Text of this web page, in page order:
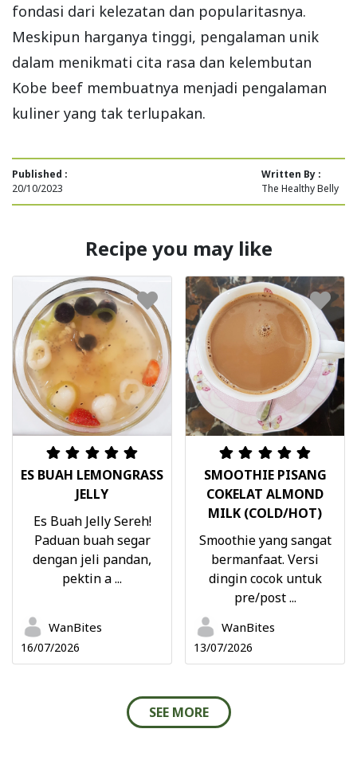
fondasi dari kelezatan dan popularitasnya.
Meskipun harganya tinggi, pengalaman unik
dalam menikmati cita rasa dan kelembutan
Kobe beef membuatnya menjadi pengalaman
kuliner yang tak terlupakan.
Published :
20/10/2023
Written By :
The Healthy Belly
Recipe you may like
ES BUAH LEMONGRASS
JELLY
Es Buah Jelly Sereh!
Paduan buah segar
dengan jeli pandan,
pektin a ...
WanBites
16/07/2026
SMOOTHIE PISANG
COKELAT ALMOND
MILK (COLD/HOT)
Smoothie yang sangat
bermanfaat. Versi
dingin cocok untuk
pre/post ...
WanBites
13/07/2026
SEE MORE